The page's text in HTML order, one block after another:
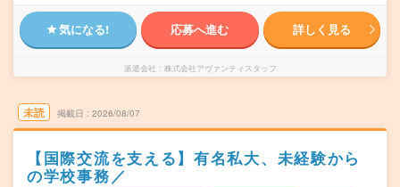
気になる! 応募へ進む 詳しく見る
派遣会社 株式会社アヴァンティスタッフ
未読 掲載日 2026/08/07
【国際交流を支える】有名私大、未経験から
の学校事務／